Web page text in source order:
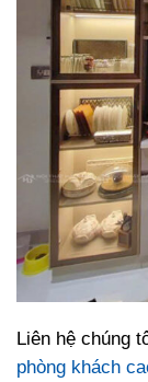
Liên hệ chúng
phòng khách